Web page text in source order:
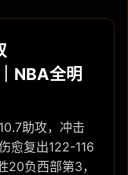
NBA全明
助攻，冲击
愈复出122-116
负西部第3，